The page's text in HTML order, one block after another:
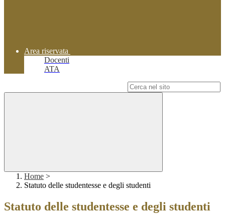
Area riservata
Docenti
ATA
Home >
Statuto delle studentesse e degli studenti
Statuto delle studentesse e degli studenti